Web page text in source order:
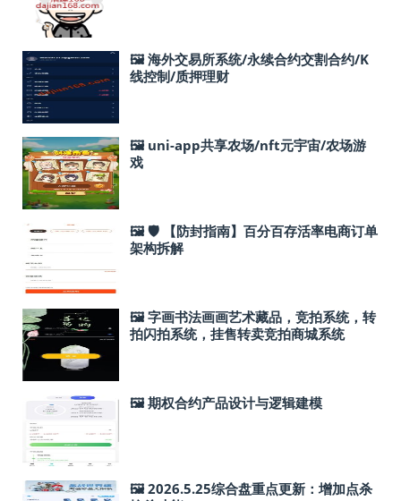
🖼 海外交易所系统/永续合约交割合约/K
线控制/质押理财
🖼 uni-app共享农场/nft元宇宙/农场游
戏
🖼 🛡 【防封指南】百分百存活率电商订单
架构拆解
🖼 字画书法画画艺术藏品，竞拍系统，转
拍闪拍系统，挂售转卖竞拍商城系统
🖼 期权合约产品设计与逻辑建模
🖼 2026.5.25综合盘重点更新：增加点杀